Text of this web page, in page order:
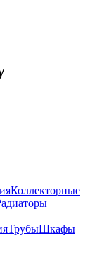
Коллекторные
ТрубыШкафы